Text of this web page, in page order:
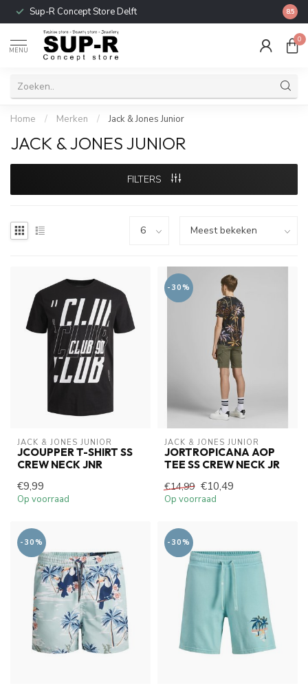
Sup-R Concept Store Delft 8.5
MENU
0
Home / Merken / Jack & Jones Junior
JACK & JONES JUNIOR
FILTERS
JACK & JONES JUNIOR
JCOUPPER T-SHIRT SS
CREW NECK JNR
€9,99
Op voorraad
-30%
JACK & JONES JUNIOR
JORTROPICANA AOP
TEE SS CREW NECK JR
€14,99 €10,49
Op voorraad
-30% -30%